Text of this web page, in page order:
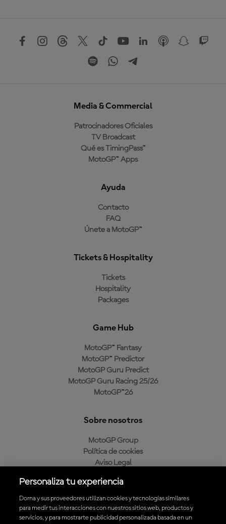
Media & Commercial
Patrocinadores Oficiales
TV Broadcast
Qué es TimingPass™
MotoGP™ Apps
Ayuda
Contacto
FAQ
Únete a MotoGP™
Tickets & Hospitality
Tickets
Hospitality
Packages
Game Hub
MotoGP™ Fantasy
MotoGP™ Predictor
MotoGP Guru Predict
MotoGP Guru Racing 25/26
MotoGP™26
Sobre nosotros
MotoGP Group
Política de cookies
Aviso Legal
Política de compra
Personaliza tu experiencia
Dorna y sus proveedores utilizan cookies y tecnologías similares
para medir tus interacciones con nuestros sitios web, productos y
servicios, y para mostrarte publicidad personalizada basada en un